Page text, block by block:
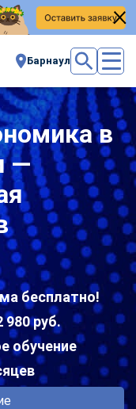
Барнаул
в
—
бесплатно!
руб.
обучение